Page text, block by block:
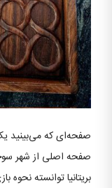
صفحه اصلی از شهر
بریتانیا توانسته